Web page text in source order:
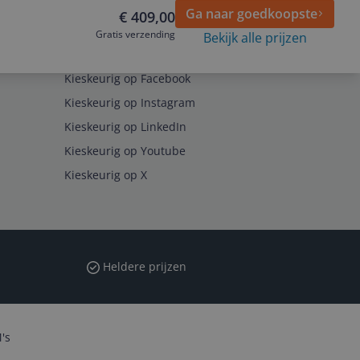
€ 409,00
Gratis verzending
Ga naar goedkoopste
Bekijk alle prijzen
Kieskeurig op Facebook
Kieskeurig op Instagram
Kieskeurig op LinkedIn
Kieskeurig op Youtube
Kieskeurig op X
Heldere prijzen